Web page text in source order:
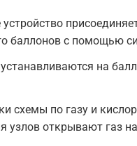
устройство
баллонов с помощью
на
схемы по газу и
узлов открывают газ